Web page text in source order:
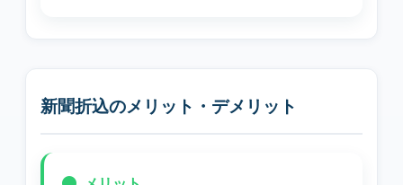
新聞折込のメリット・デメリット